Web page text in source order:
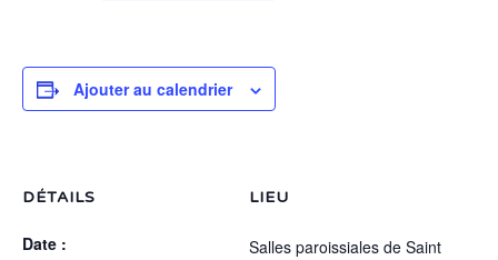
DÉTAILS
Date :
LIEU
Salles paroissiales de Saint
Ajouter au calendrier